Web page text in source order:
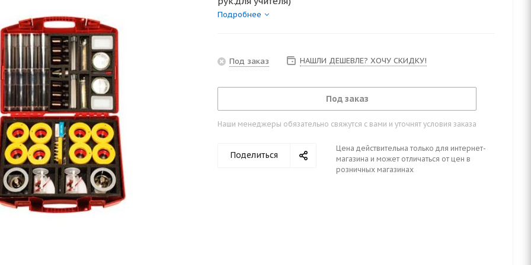
Подробнее
Под заказ НАШЛИ ДЕШЕВЛЕ? ХОЧУ СКИДКУ!
Под заказ
Наши менеджеры обязательно свяжутся с вами и уточнят условия заказа
Поделиться
Цена действительна только для интернет-
магазина и может отличаться от цен в
розничных магазинах